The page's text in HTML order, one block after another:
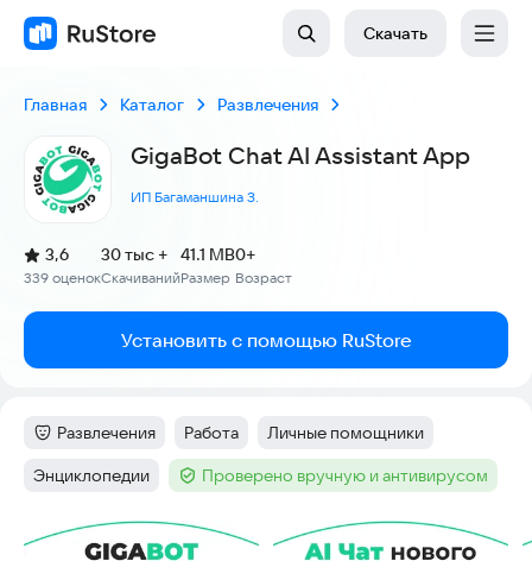
Скачать
Главная Каталог Развлечения
GigaBot Chat AI Assistant App
ИП Багаманшина З.
Рейтинг:
3,6
(
339 оценок
)
Скачиваний
30 тыс +
Размер
41.1 MB
Возраст
0+
Установить с помощью RuStore
Категория:
Развлечения Тег:
Работа Тег:
Личные помощники
Тег:
Энциклопедии Тег :Проверено вручную и антивирусом
Скриншоты